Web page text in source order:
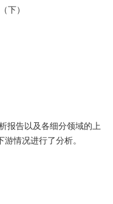
下）
报告以及各细分领域的上
情况进行了分析。